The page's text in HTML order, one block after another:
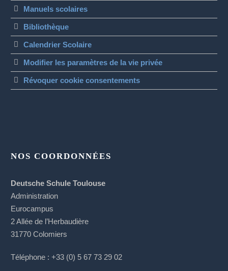
Manuels scolaires
Bibliothèque
Calendrier Scolaire
Modifier les paramètres de la vie privée
Révoquer cookie consentements
NOS COORDONNÉES
Deutsche Schule Toulouse
Administration
Eurocampus
2 Allée de l’Herbaudière
31770 Colomiers
Téléphone : +33 (0) 5 67 73 29 02